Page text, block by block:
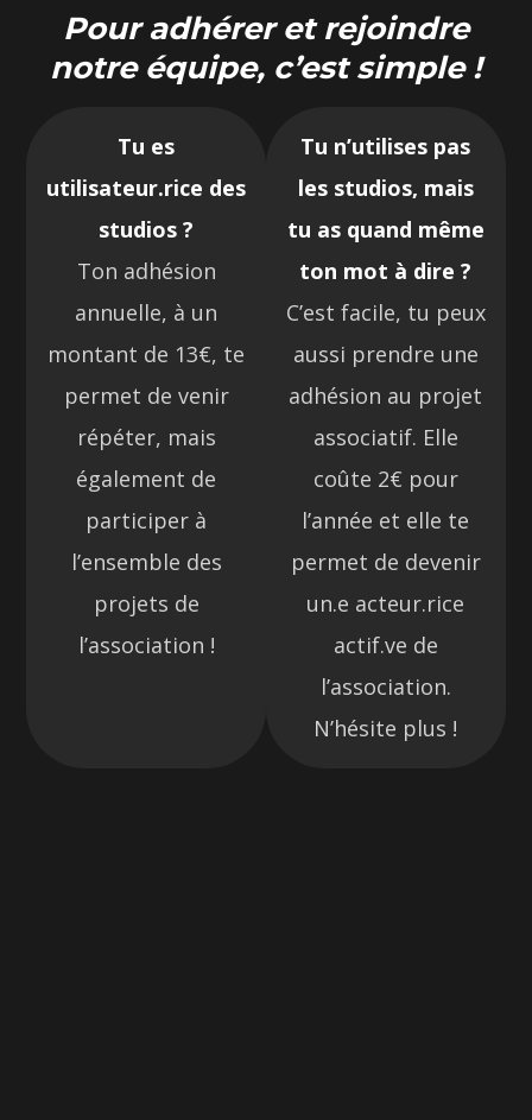
Pour adhérer et rejoindre
notre équipe, c’est simple !
Tu es
utilisateur.rice des
studios ?
Ton adhésion
annuelle, à un
montant de 13€, te
permet de venir
répéter, mais
également de
participer à
l’ensemble des
projets de
l’association !
Tu n’utilises pas
les studios, mais
tu as quand même
ton mot à dire ?
C’est facile, tu peux
aussi prendre une
adhésion au projet
associatif. Elle
coûte 2€ pour
l’année et elle te
permet de devenir
un.e acteur.rice
actif.ve de
l’association.
N’hésite plus !